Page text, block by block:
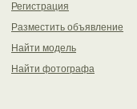
Регистрация
Разместить объявление
Найти модель
Найти фотографа